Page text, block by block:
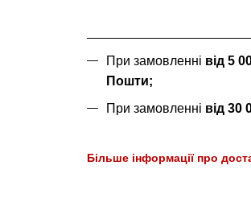
При замовленні від 5
Пошти;
При замовленні від 30
Більше інформації про